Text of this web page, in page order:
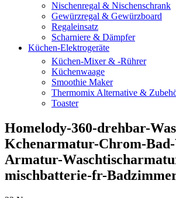
Nischenregal & Nischenschrank
Gewürzregal & Gewürzboard
Regaleinsatz
Scharniere & Dämpfer
Küchen-Elektrogeräte
Küchen-Mixer & -Rührer
Küchenwaage
Smoothie Maker
Thermomix Alternative &
Toaster
Homelody-360-drehbar-
Kchenarmatur-Chrom-
Armatur-
mischbatterie-fr-